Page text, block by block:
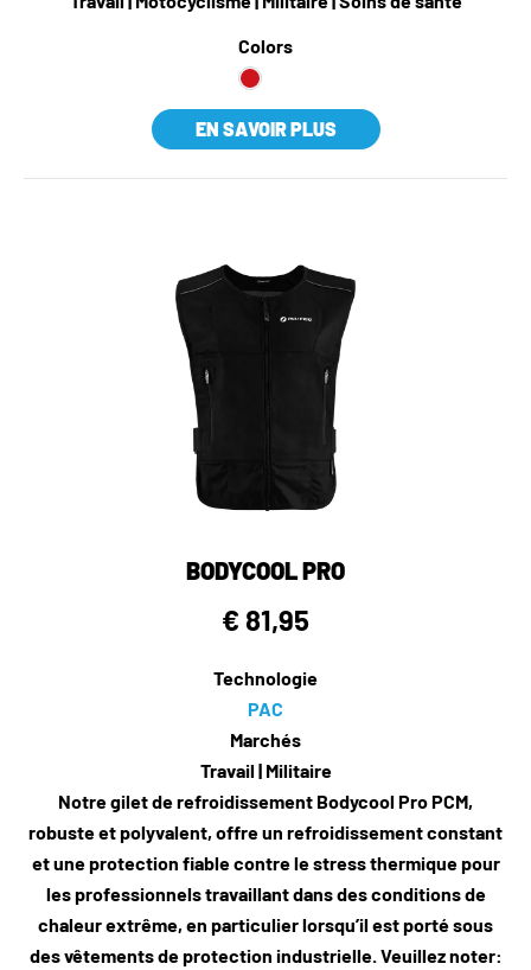
Plus d'informations et de spécifications sur cette
technologie et cette veste de refroidissement après le
MILIPOL à Paris (novembre 2025).
Colors
EN SAVOIR PLUS
BODYCOOL PRO
€ 81,95
Technologie
PAC
Marchés
Travail | Militaire
Notre gilet de refroidissement Bodycool Pro PCM,
robuste et polyvalent, offre un refroidissement constant
et une protection fiable contre le stress thermique pour
les professionnels travaillant dans des conditions de
chaleur extrême, en particulier lorsqu’il est porté sous
des vêtements de protection industrielle. Veuillez noter: